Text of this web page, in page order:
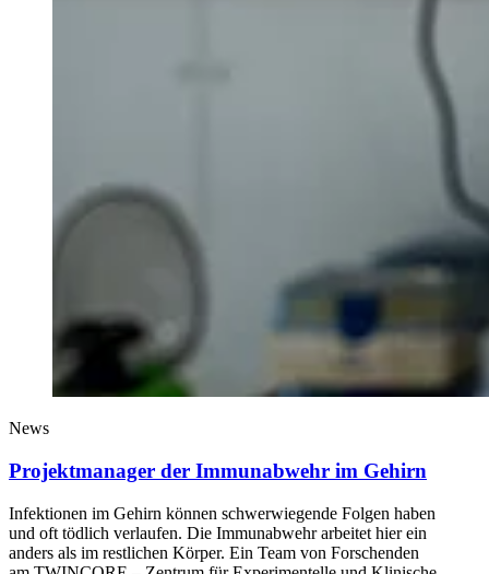
News
Projektmanager der Immunabwehr im Gehirn
Infektionen im Gehirn können schwerwiegende Folgen haben
und oft tödlich verlaufen. Die Immunabwehr arbeitet hier ein
anders als im restlichen Körper. Ein Team von Forschenden